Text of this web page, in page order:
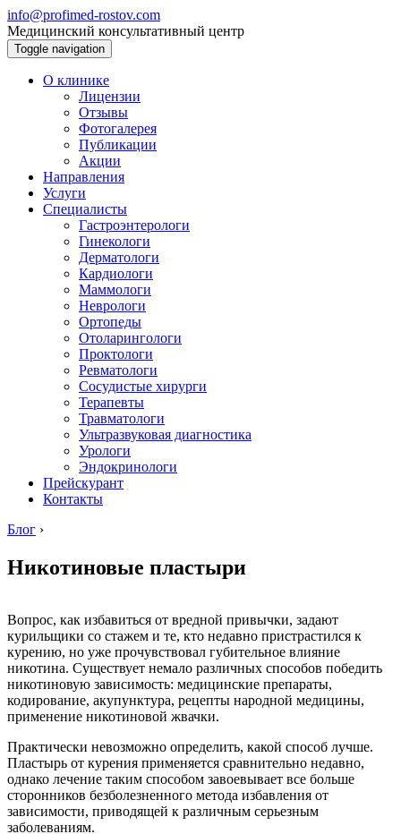
info@profimed-rostov.com
Медицинский консультативный центр
Toggle navigation
О клинике
Лицензии
Отзывы
Фотогалерея
Публикации
Акции
Направления
Услуги
Специалисты
Гастроэнтерологи
Гинекологи
Дерматологи
Кардиологи
Маммологи
Неврологи
Ортопеды
Отоларингологи
Проктологи
Ревматологи
Сосудистые хирурги
Терапевты
Травматологи
Ультразвуковая диагностика
Урологи
Эндокринологи
Прейскурант
Контакты
Блог ›
Никотиновые пластыри
Вопрос, как избавиться от вредной привычки, задают
курильщики со стажем и те, кто недавно пристрастился к
курению, но уже прочувствовал губительное влияние
никотина. Существует немало различных способов победить
никотиновую зависимость: медицинские препараты,
кодирование, акупунктура, рецепты народной медицины,
применение никотиновой жвачки.
Практически невозможно определить, какой способ лучше.
Пластырь от курения применяется сравнительно недавно,
однако лечение таким способом завоевывает все больше
сторонников безболезненного метода избавления от
зависимости, приводящей к различным серьезным
заболеваниям.